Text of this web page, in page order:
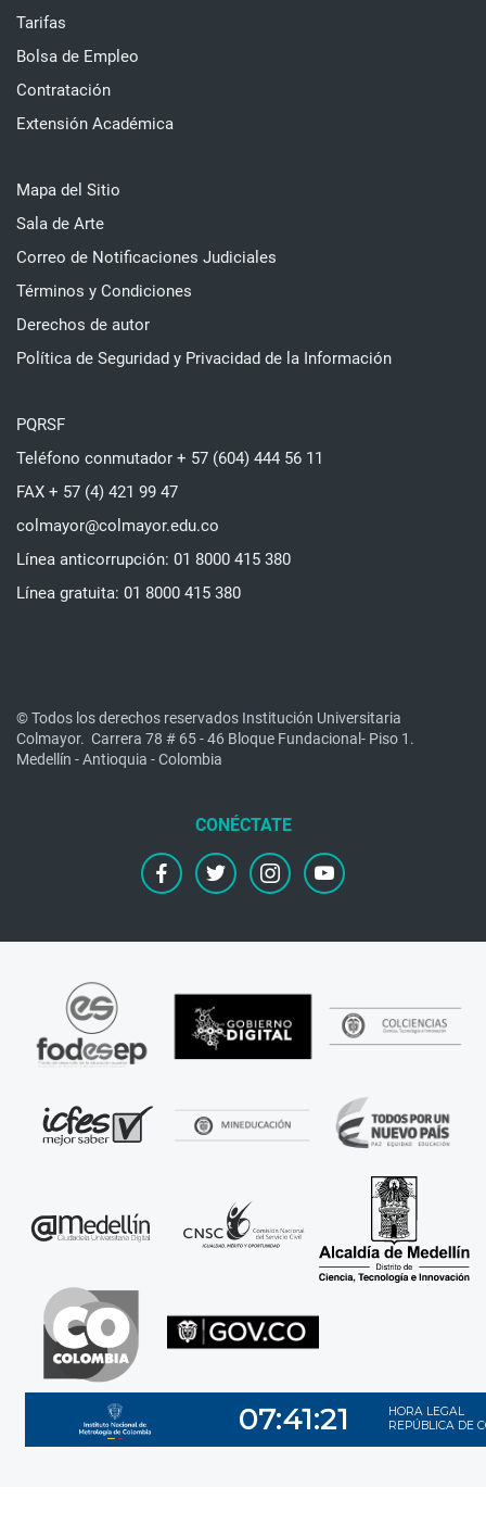
Tarifas
Bolsa de Empleo
Contratación
Extensión Académica
Mapa del Sitio
Sala de Arte
Correo de Notificaciones Judiciales
Términos y Condiciones
Derechos de autor
Política de Seguridad y Privacidad de la Información
PQRSF
Teléfono conmutador + 57 (604) 444 56 11
FAX + 57 (4) 421 99 47
colmayor@colmayor.edu.co
Línea anticorrupción: 01 8000 415 380
Línea gratuita: 01 8000 415 380
© Todos los derechos reservados Institución Universitaria
Colmayor. Carrera 78 # 65 - 46 Bloque Fundacional- Piso 1.
Medellín - Antioquia - Colombia